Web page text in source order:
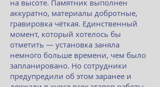
на высоте. Памятник выполнен
аккуратно, материалы добротные,
гравировка чёткая. Единственный
момент, который хотелось бы
отметить — установка заняла
немного больше времени, чем было
запланировано. Но сотрудники
предупредили об этом заранее и